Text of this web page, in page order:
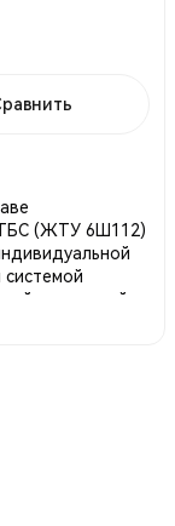
(ЖТУ 6Ш112)
с системой
и т.п. подсумок
стропы.